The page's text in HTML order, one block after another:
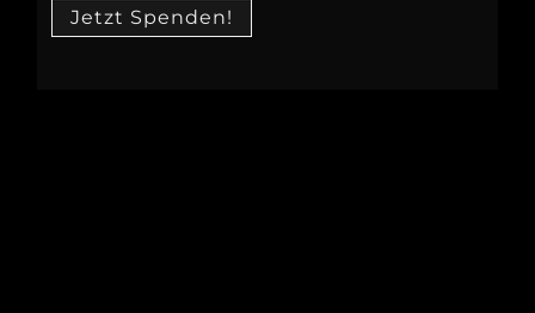
Jetzt Spenden!